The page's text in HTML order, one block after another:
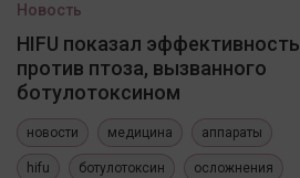
Новость
HIFU показал эффективность
против птоза, вызванного
ботулотоксином
новости медицина аппараты
hifu ботулотоксин осложнения